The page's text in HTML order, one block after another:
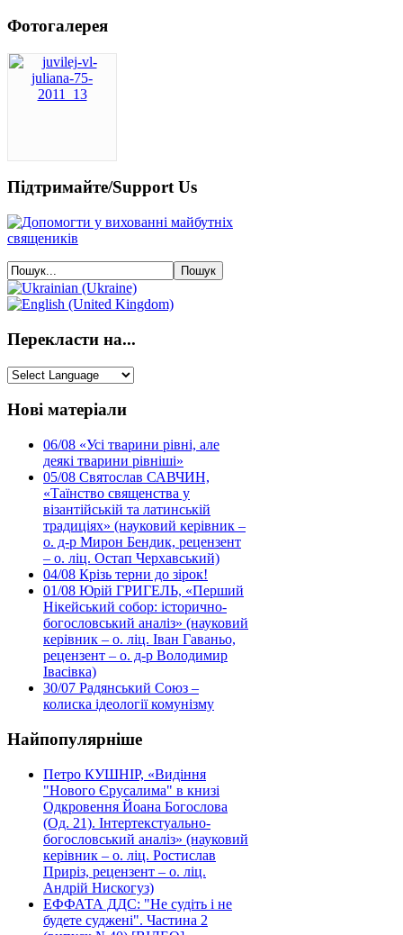
Фотогалерея
Підтримайте/Support Us
Перекласти на...
Нові матеріали
06/08 «Усі тварини рівні, але
деякі тварини рівніші»
05/08 Святослав САВЧИН,
«Таїнство священства у
візантійській та латинській
традиціях» (науковий керівник –
о. д-р Мирон Бендик, рецензент
– о. ліц. Остап Черхавський)
04/08 Крізь терни до зірок!
01/08 Юрій ГРИГЕЛЬ, «Перший
Нікейський собор: історично-
богословський аналіз» (науковий
керівник – о. ліц. Іван Гаваньо,
рецензент – о. д-р Володимир
Івасівка)
30/07 Радянський Союз –
колиска ідеології комунізму
Найпопулярніше
Петро КУШНІР, «Видіння
"Нового Єрусалима" в книзі
Одкровення Йоана Богослова
(Од. 21). Інтертекстуально-
богословський аналіз» (науковий
керівник – о. ліц. Ростислав
Приріз, рецензент – о. ліц.
Андрій Нискогуз)
ЕФФАТА ДДС: "Не судіть і не
будете суджені". Частина 2